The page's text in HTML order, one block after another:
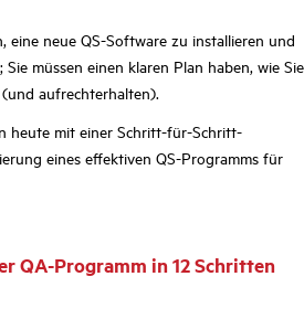
eine neue QS-Software zu installieren und
müssen einen klaren Plan haben, wie Sie
aufrechterhalten).
heute mit einer Schritt-für-Schritt-
eines effektiven QS-Programms für
QA-Programm in 12 Schritten